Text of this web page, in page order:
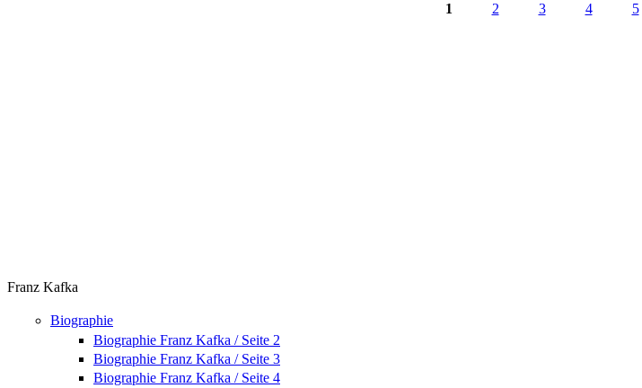
1 2 3 4 5
Franz Kafka
Biographie
Biographie Franz Kafka / Seite 2
Biographie Franz Kafka / Seite 3
Biographie Franz Kafka / Seite 4